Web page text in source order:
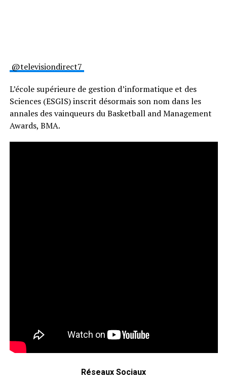
@televisiondirect7
L’école supérieure de gestion d’informatique et des
Sciences (ESGIS) inscrit désormais son nom dans les
annales des vainqueurs du Basketball and Management
Awards, BMA.
Réseaux Sociaux